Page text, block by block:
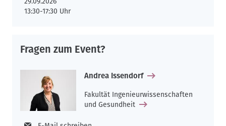
13:30-17:30 Uhr
Fragen zum Event?
Andrea Issendorf
Fakultät Ingenieurwissenschaften
und Gesundheit